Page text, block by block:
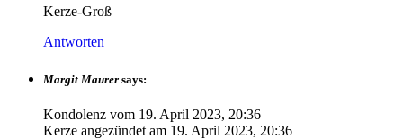
Kerze-Groß
Antworten
Margit Maurer says:
Kondolenz vom 19. April 2023, 20:36
Kerze angezündet am 19. April 2023, 20:36